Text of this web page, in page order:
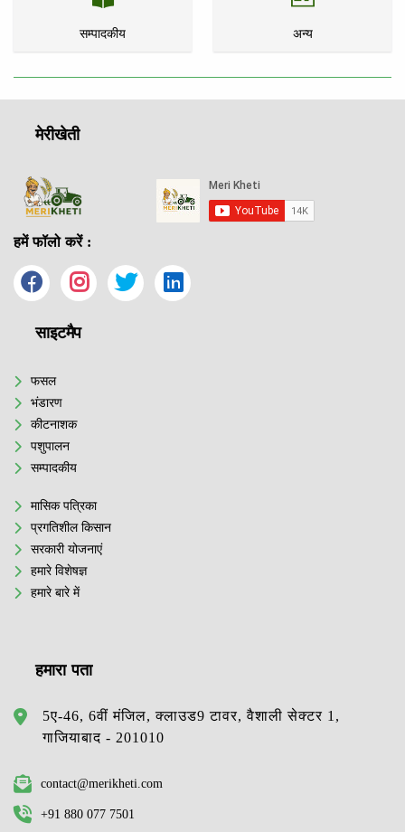
सम्पादकीय अन्य
मेरीखेती
हमें फॉलो करें :
साइटमैप
फसल
भंडारण
कीटनाशक
पशुपालन
सम्पादकीय
मासिक पत्रिका
प्रगतिशील किसान
सरकारी योजनाएं
हमारे विशेषज्ञ
हमारे बारे में
हमारा पता
5ए-46, 6वीं मंजिल, क्लाउड9 टावर, वैशाली सेक्टर 1,
गाजियाबाद - 201010
contact@merikheti.com
+91 880 077 7501